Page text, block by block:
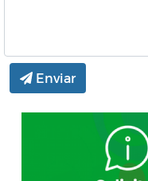
Enviar